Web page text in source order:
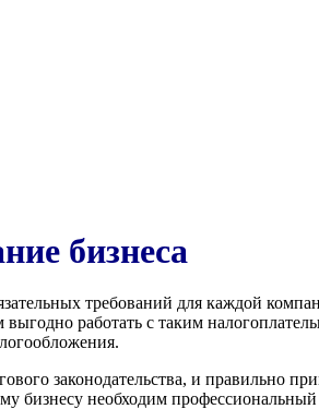
бизнеса
требований для каждой
работать с таким
законодательства, и правильно
бизнесу необходим профессиональный